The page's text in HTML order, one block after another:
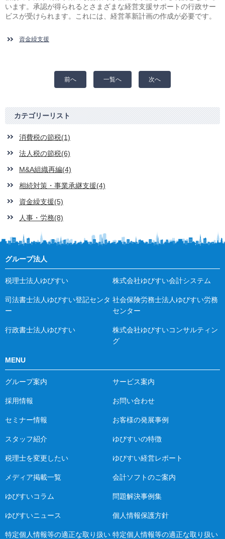
います。承認が得られるとさまざまな経営支援サポートの行政サー
ビスが受けられます。これには、経営革新計画の作成が必要です。
資金繰支援
前へ 一覧へ 次へ
カテゴリーリスト
消費税の節税(1)
法人税の節税(6)
M&A組織再編(4)
相続対策・事業承継支援(4)
資金繰支援(5)
人事・労務(8)
グループ法人
税理士法人ゆびすい 株式会社ゆびすい会計システム
司法書士法人ゆびすい登記センタ
ー
社会保険労務士法人ゆびすい労務
センター
行政書士法人ゆびすい
株式会社ゆびすいコンサルティン
グ
MENU
グループ案内 サービス案内
採用情報 お問い合わせ
セミナー情報 お客様の発展事例
スタッフ紹介 ゆびすいの特徴
税理士を変更したい ゆびすい経営レポート
メディア掲載一覧 会計ソフトのご案内
ゆびすいコラム 問題解決事例集
ゆびすいニュース 個人情報保護方針
特定個人情報等の適正な取り扱い 特定個人情報等の適正な取り扱い